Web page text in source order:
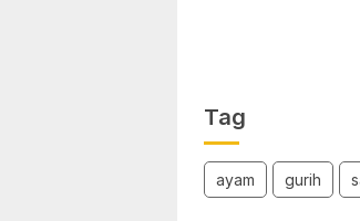
Tag
ayam gurih